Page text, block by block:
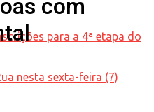
com